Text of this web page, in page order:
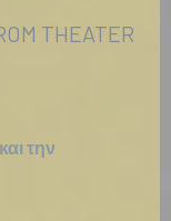
THEATER
την